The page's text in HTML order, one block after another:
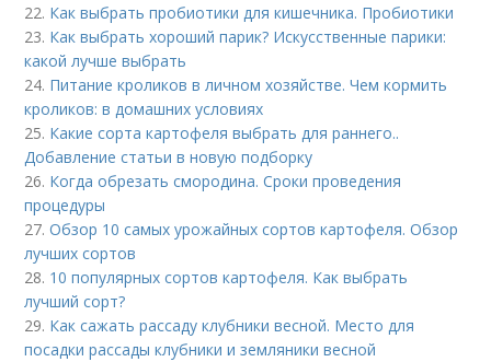
22. Как выбрать пробиотики для кишечника. Пробиотики
23. Как выбрать хороший парик? Искусственные парики:
какой лучше выбрать
24. Питание кроликов в личном хозяйстве. Чем кормить
кроликов: в домашних условиях
25. Какие сорта картофеля выбрать для раннего..
Добавление статьи в новую подборку
26. Когда обрезать смородина. Сроки проведения
процедуры
27.Обзор 10 самых урожайных сортов картофеля. Обзор
лучших сортов
28. 10 популярных сортов картофеля. Как выбрать
лучший сорт?
29. Как сажать рассаду клубники весной. Место для
посадки рассады клубники и земляники весной